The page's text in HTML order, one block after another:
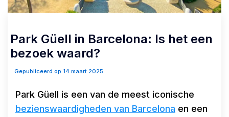
Park Güell in Barcelona: Is het een
bezoek waard?
Gepubliceerd op 14 maart 2025
Park Güell is een van de meest iconische
bezienswaardigheden van Barcelona en een